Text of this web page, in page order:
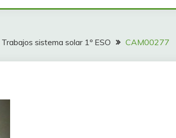
Trabajos sistema solar 1º ESO CAM00277